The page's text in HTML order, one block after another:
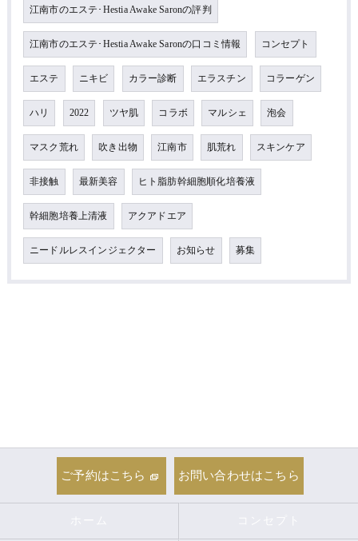
江南市のエステ･Hestia Awake Saronの評判
江南市のエステ･Hestia Awake Saronの口コミ情報 コンセプト
エステ ニキビ カラー診断 エラスチン コラーゲン
ハリ 2022 ツヤ肌 コラボ マルシェ 泡会
マスク荒れ 吹き出物 江南市 肌荒れ スキンケア
非接触 最新美容 ヒト脂肪幹細胞順化培養液
幹細胞培養上清液 アクアドエア
ニードルレスインジェクター お知らせ 募集
ご予約はこちら お問い合わせはこちら